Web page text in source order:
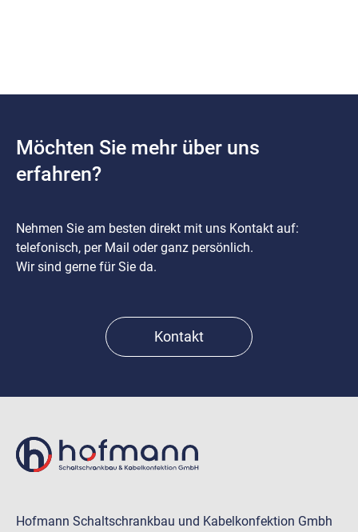
Möchten Sie mehr über uns
erfahren?
Nehmen Sie am besten direkt mit uns Kontakt auf:
telefonisch, per Mail oder ganz persönlich.
Wir sind gerne für Sie da.
Kontakt
Hofmann Schaltschrankbau und Kabelkonfektion Gmbh